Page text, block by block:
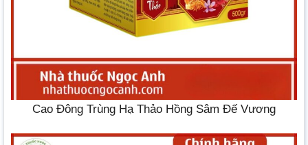
Cao Đông Trùng Hạ Thảo Hồng Sâm Đế Vương